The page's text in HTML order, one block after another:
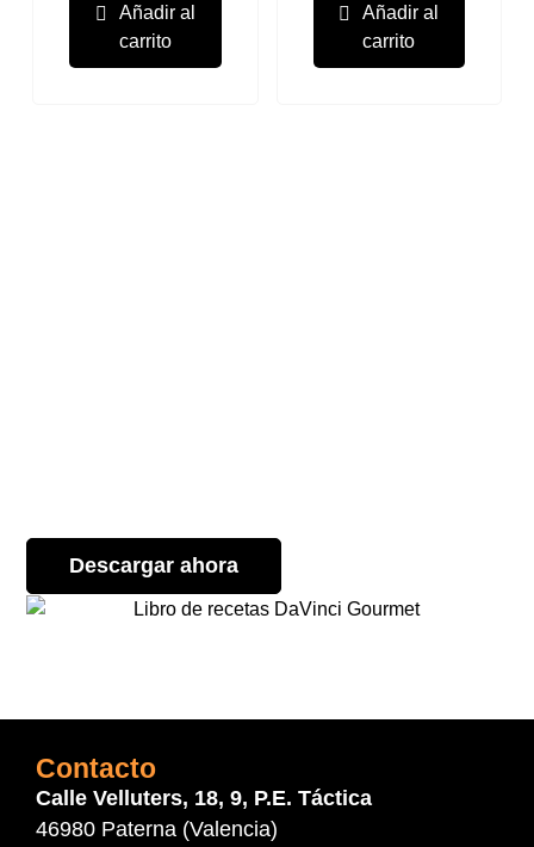
Añadir al
carrito
Añadir al
carrito
Descargar ahora
Contacto
Calle Velluters, 18, 9, P.E. Táctica
46980 Paterna (Valencia)